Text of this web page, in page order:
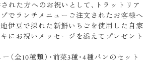
された方へのお祝いとして、トラットリア
でランチメニューご注文されたお客様へ
伊豆で採れた新鮮いちごを使用した自家
にお祝いメッセージを添えてプレゼント
（全10種類）・前菜3種・4種パンのセット